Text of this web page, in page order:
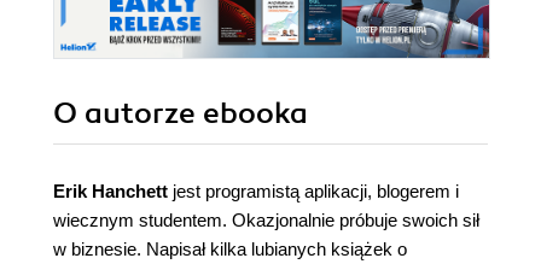
O autorze ebooka
Erik Hanchett jest programistą aplikacji, blogerem i
wiecznym studentem. Okazjonalnie próbuje swoich sił
w biznesie. Napisał kilka lubianych książek o